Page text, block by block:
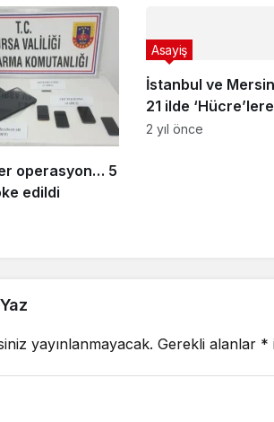
operasyon… 5
edildi
İstanbul ve
21 ilde
Asayiş
2 yıl önce
yayınlanmayacak. Gerekli alanlar *